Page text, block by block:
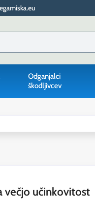
Odganjalci
škodljivcev
večjo učinkovitost